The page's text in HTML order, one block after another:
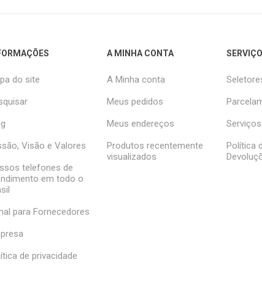
do site
Visão e Valores
telefones de
em todo o
para Fornecedores
de privacidade
A MINHA CONTA
A Minha conta
Meus pedidos
Meus endereços
Produtos recentemente
visualizados
Política